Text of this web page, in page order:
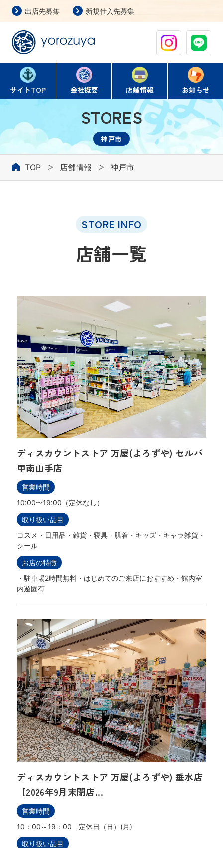
よろず屋
サイトTOP 会社概要 店舗情報 お知らせ
出店先募集 新規仕入先募集
STORES
神戸市
TOP 店舗情報 神戸市
STORE INFO
店舗一覧
ディスカウントストア 万屋(よろずや) セルバ
甲南山手店
営業時間
10:00〜19:00（定休なし）
取り扱い品目
コスメ・日用品・雑貨・寝具・肌着・キッズ・キャラ雑貨・
シール
お店の特徴
・駐車場2時間無料・はじめてのご来店におすすめ・館内室
内遊園有
ディスカウントストア 万屋(よろずや) 垂水店
【2026年9月末閉店...
営業時間
10：00～19：00 定休日（日）(月)
取り扱い品目